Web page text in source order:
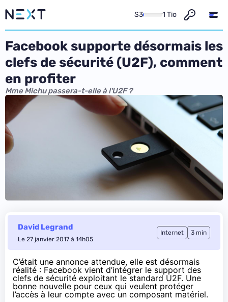
S3 1 Tio
Facebook supporte désormais les
clefs de sécurité (U2F), comment
en profiter
Mme Michu passera-t-elle à l'U2F ?
David Legrand
Le 27 janvier 2017 à 14h05
Internet 3 min
C’était une annonce attendue, elle est désormais
réalité : Facebook vient d’intégrer le support des
clefs de sécurité exploitant le standard U2F. Une
bonne nouvelle pour ceux qui veulent protéger
l’accès à leur compte avec un composant matériel.